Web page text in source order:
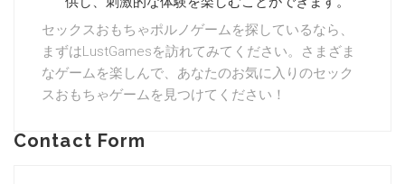
セックスおもちゃポルノゲームを探しているなら、
まずはLustGamesを訪れてみてください。さまざま
なゲームを楽しんで、あなたのお気に入りのセック
スおもちゃゲームを見つけてください！
Contact Form